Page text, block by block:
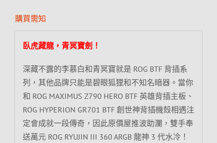
購買需知
臥虎藏龍，青冥寶劍！
深藏不露的李慕白和青冥寶就是 ROG BTF 背插系
列，其他品牌只能是碧眼狐狸和不知名暗器。當你
和 ROG MAXIMUS Z790 HERO BTF 英雄背插主板、
ROG HYPERION GR701 BTF 創世神背插機殼相遇注
定會成就一段傳奇，因此原價屋推波助瀾，雙手奉
送萬元 ROG RYUJIN III 360 ARGB 龍神 3 代水冷！